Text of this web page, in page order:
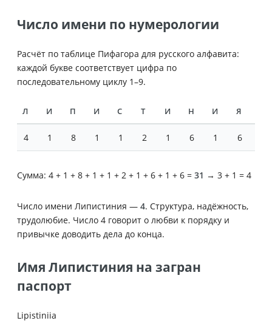
Число имени по нумерологии
Расчёт по таблице Пифагора для русского алфавита:
каждой букве соответствует цифра по
последовательному циклу 1–9.
Л И П И С Т И Н И Я
4 1 8 1 1 2 1 6 1 6
Сумма: 4 + 1 + 8 + 1 + 1 + 2 + 1 + 6 + 1 + 6 = 31 → 3 + 1 = 4
Число имени Липистиния — 4. Структура, надёжность,
трудолюбие. Число 4 говорит о любви к порядку и
привычке доводить дела до конца.
Имя Липистиния на загран
паспорт
Lipistiniia